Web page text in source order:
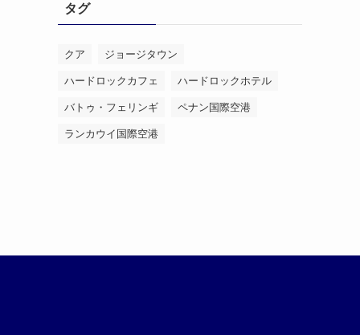
ータグ
クア ジョージタウン
ハードロックカフェ ハードロックホテル
バトゥ・フェリンギ ペナン国際空港
ランカウイ国際空港